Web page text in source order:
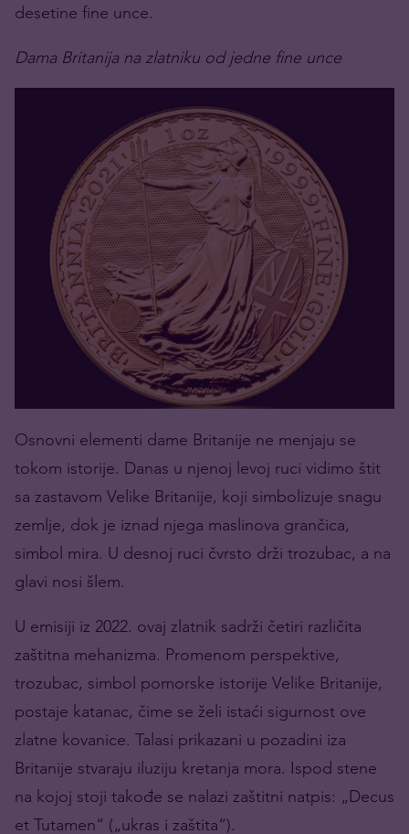
desetine fine unce.
Dama Britanija na zlatniku od jedne fine unce
Osnovni elementi dame Britanije ne menjaju se
tokom istorije. Danas u njenoj levoj ruci vidimo štit
sa zastavom Velike Britanije, koji simbolizuje snagu
zemlje, dok je iznad njega maslinova grančica,
simbol mira. U desnoj ruci čvrsto drži trozubac, a na
glavi nosi šlem.
U emisiji iz 2022. ovaj zlatnik sadrži četiri različita
zaštitna mehanizma. Promenom perspektive,
trozubac, simbol pomorske istorije Velike Britanije,
postaje katanac, čime se želi istaći sigurnost ove
zlatne kovanice. Talasi prikazani u pozadini iza
Britanije stvaraju iluziju kretanja mora. Ispod stene
na kojoj stoji takođe se nalazi zaštitni natpis: „Decus
et Tutamen“ („ukras i zaštita“).